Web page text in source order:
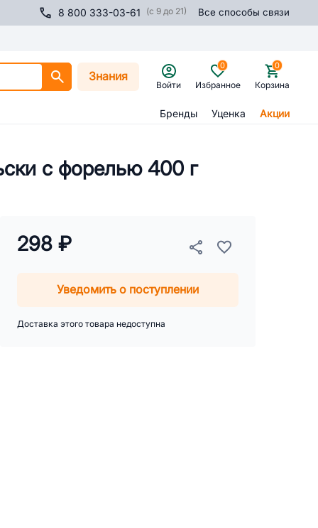
8 800 333-03-61 (с 9 до 21) Все способы связи
Знания
Войти Избранное
0
Корзина
0
Бренды Уценка Акции
с форелью 400 г
298 ₽
Уведомить о поступлении
Доставка этого товара недоступна